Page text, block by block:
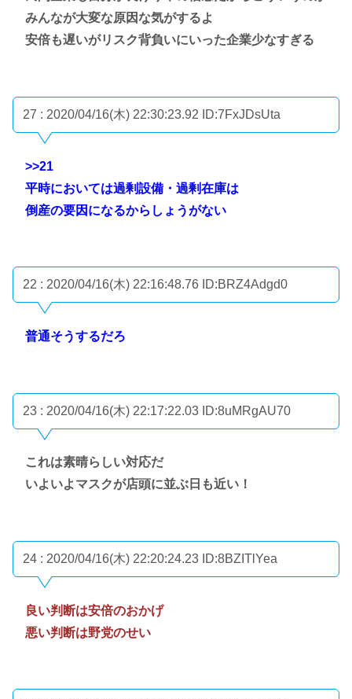
みんなが大変な原因な気がするよ
安倍も遅いがリスク背負いにいった企業少なすぎる
27 : 2020/04/16(木) 22:30:23.92 ID:7FxJDsUta
>>21
平時においては過剰設備・過剰在庫は
倒産の要因になるからしょうがない
22 : 2020/04/16(木) 22:16:48.76 ID:BRZ4Adgd0
普通そうするだろ
23 : 2020/04/16(木) 22:17:22.03 ID:8uMRgAU70
これは素晴らしい対応だ
いよいよマスクが店頭に並ぶ日も近い！
24 : 2020/04/16(木) 22:20:24.23 ID:8BZITlYea
良い判断は安倍のおかげ
悪い判断は野党のせい